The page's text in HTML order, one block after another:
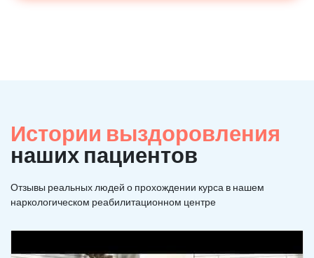
Истории выздоровления
наших пациентов
Отзывы реальных людей о прохождении курса в нашем
наркологическом реабилитационном центре